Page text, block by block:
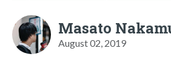
Masato
August 02, 2019